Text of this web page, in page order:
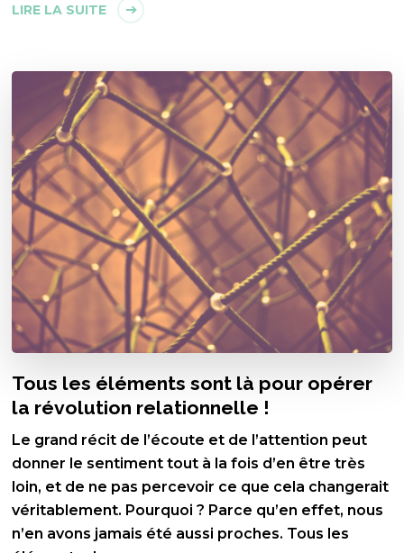
LIRE LA SUITE
Tous les éléments sont là pour opérer
la révolution relationnelle !
Le grand récit de l’écoute et de l’attention peut
donner le sentiment tout à la fois d’en être très
loin, et de ne pas percevoir ce que cela changerait
véritablement. Pourquoi ? Parce qu’en effet, nous
n’en avons jamais été aussi proches. Tous les